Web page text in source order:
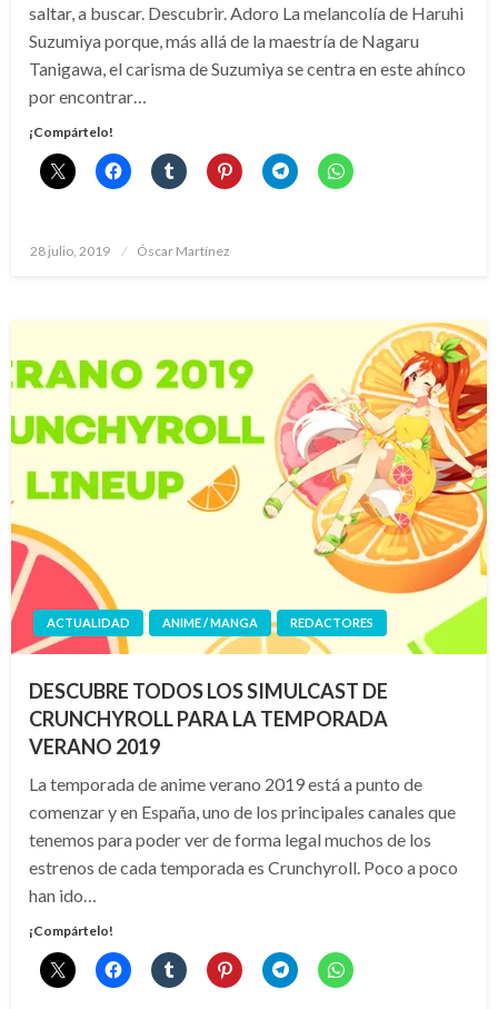
saltar, a buscar. Descubrir. Adoro La melancolía de Haruhi
Suzumiya porque, más allá de la maestría de Nagaru
Tanigawa, el carisma de Suzumiya se centra en este ahínco
por encontrar…
¡Compártelo!
Publicado
28 julio, 2019 Óscar Martínez
ACTUALIDAD ANIME / MANGA REDACTORES
DESCUBRE TODOS LOS SIMULCAST DE
CRUNCHYROLL PARA LA TEMPORADA
VERANO 2019
La temporada de anime verano 2019 está a punto de
comenzar y en España, uno de los principales canales que
tenemos para poder ver de forma legal muchos de los
estrenos de cada temporada es Crunchyroll. Poco a poco
han ido…
¡Compártelo!